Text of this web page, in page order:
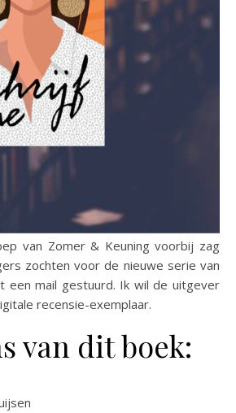
zochten voor de nieuwe serie van
een mail gestuurd. Ik wil de uitgever
recensie-exemplaar.
van dit boek: